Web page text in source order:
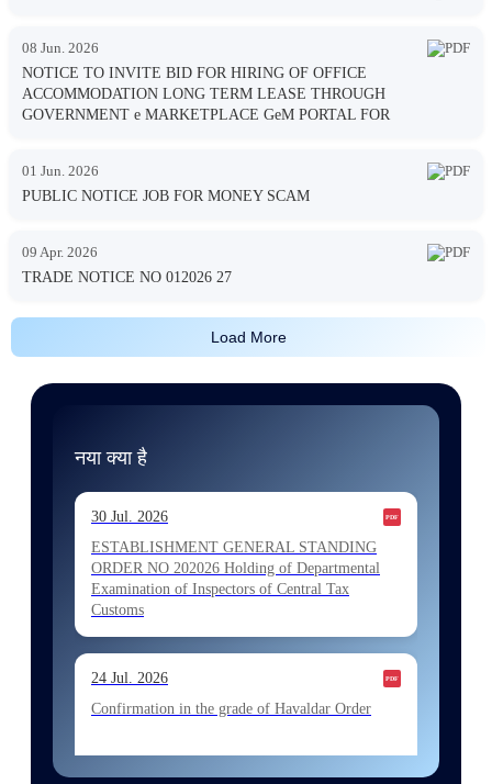
08 Jun. 2026
NOTICE TO INVITE BID FOR HIRING OF OFFICE
ACCOMMODATION LONG TERM LEASE THROUGH
GOVERNMENT e MARKETPLACE GeM PORTAL FOR
01 Jun. 2026
PUBLIC NOTICE JOB FOR MONEY SCAM
09 Apr. 2026
TRADE NOTICE NO 012026 27
Load More
नया क्या है
30 Jul. 2026
ESTABLISHMENT GENERAL STANDING
ORDER NO 202026 Holding of Departmental
Examination of Inspectors of Central Tax
Customs
24 Jul. 2026
Confirmation in the grade of Havaldar Order